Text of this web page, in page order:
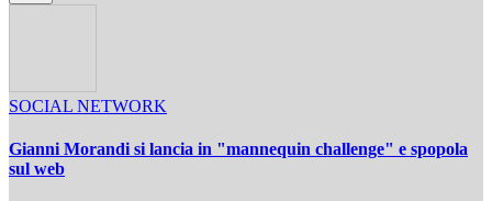
SOCIAL NETWORK
Gianni Morandi si lancia in "mannequin challenge" e spopola
sul web